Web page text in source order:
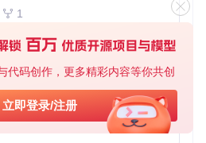
代码创作，更多精彩内容等你共创
立即登录/注册
本与渲染代码 在script标签中添加
律作为示例：
1
基于Python的Xiaozhi AI，适用于想要完整Xiaozhi体验而无需拥有专用硬件的用户。
1